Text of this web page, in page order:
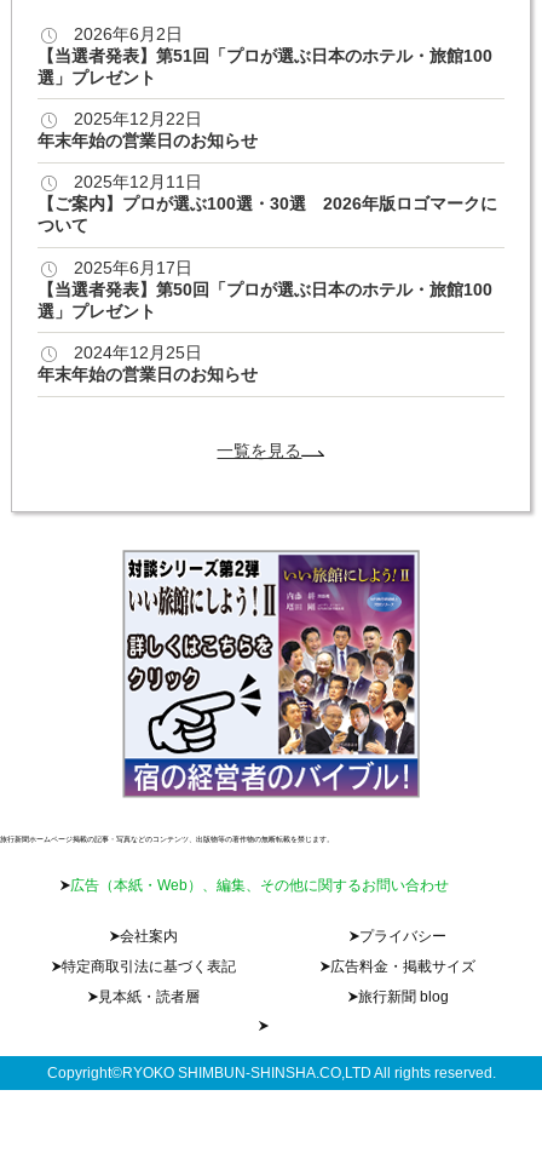
2026年6月2日
【当選者発表】第51回「プロが選ぶ日本のホテル・旅館100
選」プレゼント
2025年12月22日
年末年始の営業日のお知らせ
2025年12月11日
【ご案内】プロが選ぶ100選・30選 2026年版ロゴマークに
ついて
2025年6月17日
【当選者発表】第50回「プロが選ぶ日本のホテル・旅館100
選」プレゼント
2024年12月25日
年末年始の営業日のお知らせ
一覧を見る
旅行新聞ホームページ掲載の記事・写真などのコンテンツ、出版物等の著作物の無断転載を禁じます。
広告（本紙・Web）、編集、その他に関するお問い合わせ
会社案内
プライバシー
特定商取引法に基づく表記
広告料金・掲載サイズ
見本紙・読者層
旅行新聞 blog
Copyright©RYOKO SHIMBUN-SHINSHA.CO,LTD All rights reserved.